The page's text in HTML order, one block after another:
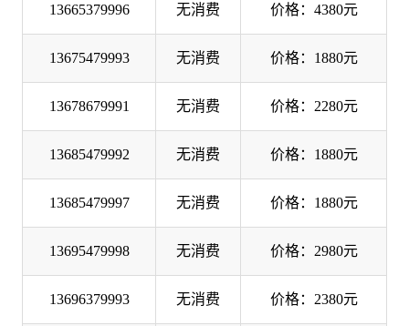
13665379996 无消费 价格：4380元
13675479993 无消费 价格：1880元
13678679991 无消费 价格：2280元
13685479992 无消费 价格：1880元
13685479997 无消费 价格：1880元
13695479998 无消费 价格：2980元
13696379993 无消费 价格：2380元